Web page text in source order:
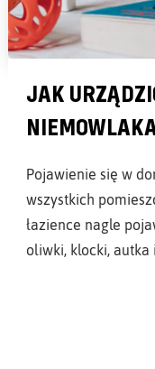
JAK
Pojawienie się w
wszystkich
łazience nagle
oliwki, klocki, autka